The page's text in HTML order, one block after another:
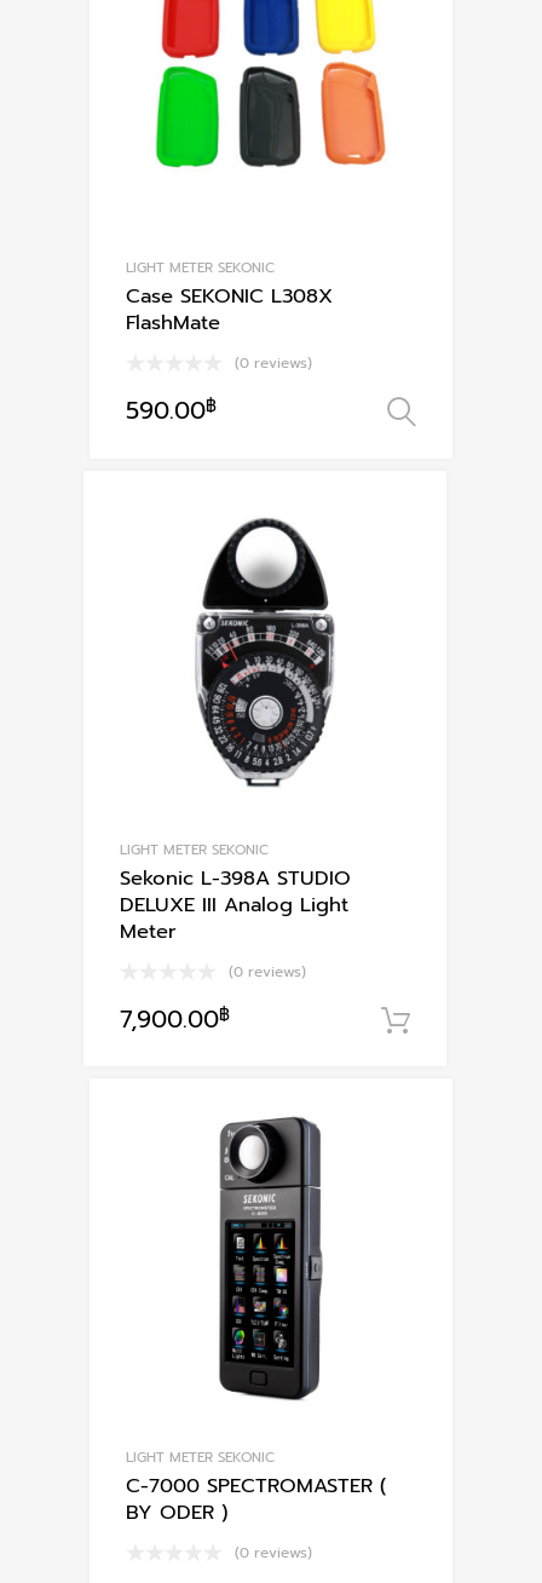
LIGHT METER SEKONIC
Case SEKONIC L308X
FlashMate
(0 reviews)
590.00฿
This
LIGHT METER SEKONIC
Sekonic L-398A STUDIO
DELUXE III Analog Light
Meter
(0 reviews)
7,900.00฿
LIGHT METER SEKONIC
C-7000 SPECTROMASTER (
BY ODER )
(0 reviews)